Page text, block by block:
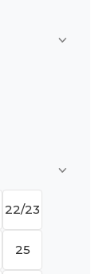
22/23
25